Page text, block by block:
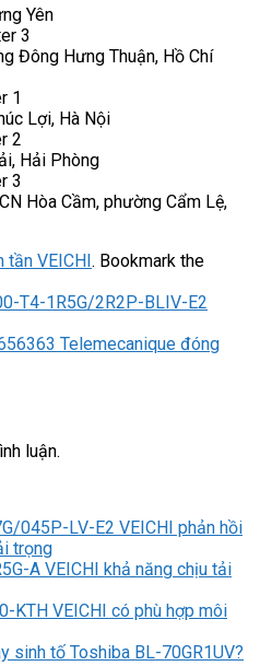
Yên
3
Đông Hưng Thuận, Hồ Chí
1
Lợi, Hà Nội
2
Hải Phòng
3
Hòa Cầm, phường Cẩm Lệ,
tần VEICHI. Bookmark the
T4-1R5G/2R2P-BLIV-E2
Telemecanique đóng
luận.
045P-LV-E2 VEICHI phản hồi
trọng
A VEICHI khả năng chịu tải
KTH VEICHI có phù hợp môi
sinh tố Toshiba BL-70GR1UV?